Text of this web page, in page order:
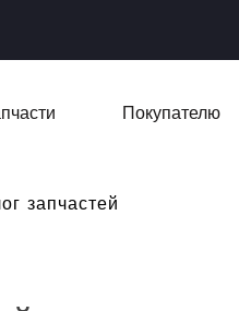
Покупателю
запчастей